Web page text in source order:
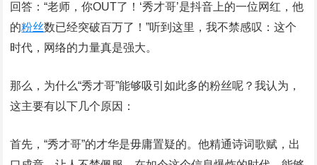
回答：“老师，你OUT了！‘秀才哥’是抖音上的一位网红，他
的粉丝数已经突破百万了！”听到这里，我不禁感叹：这个
时代，网络的力量真是强大。
那么，为什么“秀才哥”能够吸引如此多的粉丝呢？我认为，
这主要有以下几个原因：
首先，“秀才哥”的才华是毋庸置疑的。他精通诗词歌赋，出